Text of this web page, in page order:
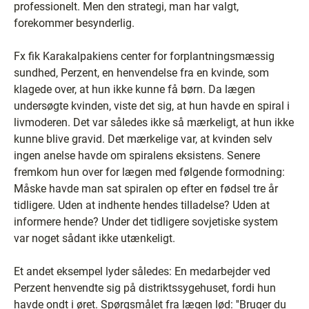
professionelt. Men den strategi, man har valgt,
forekommer besynderlig.
Fx fik Karakalpakiens center for forplantningsmæssig
sundhed, Perzent, en henvendelse fra en kvinde, som
klagede over, at hun ikke kunne få børn. Da lægen
undersøgte kvinden, viste det sig, at hun havde en spiral i
livmoderen. Det var således ikke så mærkeligt, at hun ikke
kunne blive gravid. Det mærkelige var, at kvinden selv
ingen anelse havde om spiralens eksistens. Senere
fremkom hun over for lægen med følgende formodning:
Måske havde man sat spiralen op efter en fødsel tre år
tidligere. Uden at indhente hendes tilladelse? Uden at
informere hende? Under det tidligere sovjetiske system
var noget sådant ikke utænkeligt.
Et andet eksempel lyder således: En medarbejder ved
Perzent henvendte sig på distriktssygehuset, fordi hun
havde ondt i øret. Spørgsmålet fra lægen lød: ''Bruger du